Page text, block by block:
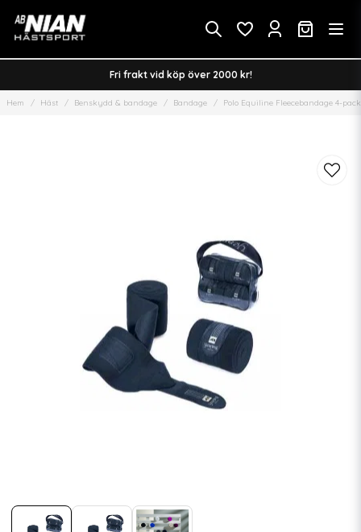
Fri frakt vid köp över 2000 kr!
Hem Häst Benskydd & bandage Bandage Polo Equiline Fleecebandage 4-pack